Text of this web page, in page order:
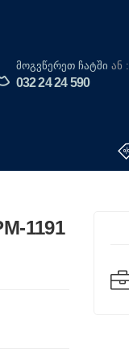
Მოგვწერეთ Ჩატში ან :
032 24 24 590
1191